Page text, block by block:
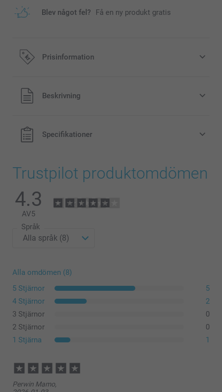
Blev något fel? Få en ny produkt gratis
Prisinformation
Alla priser är i svenska kronor (SEK), inklusive moms och
exklusive porto.
Beskrivning
Specifikationer
Trustpilot produktomdömen
4.3
AV5
Språk
Alla omdömen (8)
5 Stjärnor
5
4 Stjärnor
2
3 Stjärnor
0
2 Stjärnor
0
1 Stjärna
1
Perwin Mamo,